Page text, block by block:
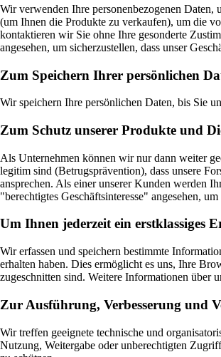
Wir verwenden Ihre personenbezogenen
(um Ihnen die Produkte zu verkaufen), um die
kontaktieren wir Sie ohne Ihre gesonderte
angesehen, um sicherzustellen, dass unser
Zum Speichern Ihrer persönlichen
Wir speichern Ihre persönlichen Daten, bis Sie
Zum Schutz unserer Produkte und
Als Unternehmen können wir nur dann weiter
legitim sind (Betrugsprävention), dass unsere
ansprechen. Als einer unserer Kunden werden
"berechtigtes Geschäftsinteresse" angesehen,
Um Ihnen jederzeit ein erstklassiges
Wir erfassen und speichern bestimmte
erhalten haben. Dies ermöglicht es uns, Ihre
zugeschnitten sind. Weitere Informationen über
Zur Ausführung, Verbesserung und
Wir treffen geeignete technische und
Nutzung, Weitergabe oder unberechtigten